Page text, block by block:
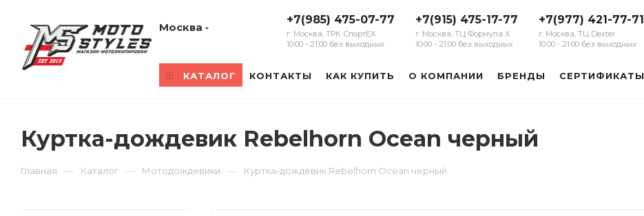
Москва
+7(985) 475-07-77
г. Москва, ТРК СпортЕХ
10:00 - 21:00 без выходных
+7(915) 475-17-77
г. Москва, ТЦ Формула Х
10:00 - 21:00 без выходных
+7(977) 421-77-71
г. Москва, ТЦ Dexter
10:00 - 21:00 без выходных
КАТАЛОГ КОНТАКТЫ КАК КУПИТЬ О КОМПАНИИ БРЕНДЫ СЕРТИФИКАТЫ
Куртка-дождевик Rebelhorn Ocean черный
Главная — Каталог — Мотодождевики — Куртка-дождевик Rebelhorn Ocean черный